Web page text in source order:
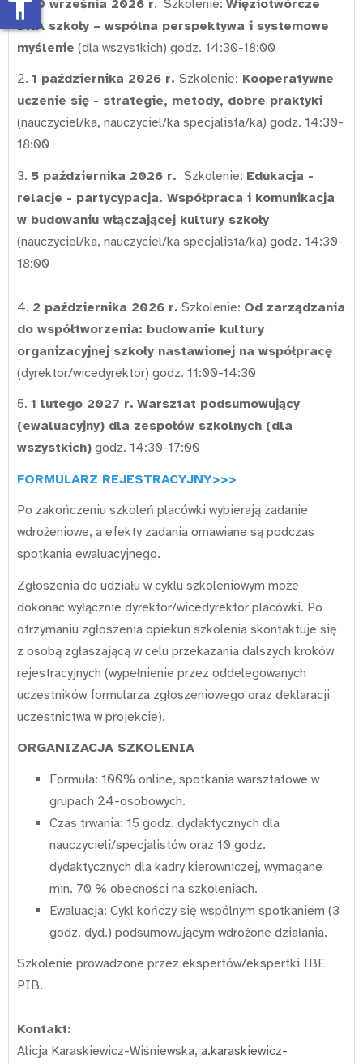
1.30 września 2026 r. Szkolenie: Więziotwórcze
DNA szkoły – wspólna perspektywa i systemowe
myślenie (dla wszystkich) godz. 14:30-18:00
2. 1 października 2026 r. Szkolenie: Kooperatywne
uczenie się - strategie, metody, dobre praktyki
(nauczyciel/ka, nauczyciel/ka specjalista/ka) godz. 14:30-
18:00
3. 5 października 2026 r. Szkolenie: Edukacja -
relacje - partycypacja. Współpraca i komunikacja
w budowaniu włączającej kultury szkoły
(nauczyciel/ka, nauczyciel/ka specjalista/ka) godz. 14:30-
18:00
4. 2 października 2026 r. Szkolenie: Od zarządzania
do współtworzenia: budowanie kultury
organizacyjnej szkoły nastawionej na współpracę
(dyrektor/wicedyrektor) godz. 11:00-14:30
5. 1 lutego 2027 r. Warsztat podsumowujący
(ewaluacyjny) dla zespołów szkolnych (dla
wszystkich) godz. 14:30-17:00
FORMULARZ REJESTRACYJNY>>>
Po zakończeniu szkoleń placówki wybierają zadanie
wdrożeniowe, a efekty zadania omawiane są podczas
spotkania ewaluacyjnego.
Zgłoszenia do udziału w cyklu szkoleniowym może
dokonać wyłącznie dyrektor/wicedyrektor placówki. Po
otrzymaniu zgłoszenia opiekun szkolenia skontaktuje się
z osobą zgłaszającą w celu przekazania dalszych kroków
rejestracyjnych (wypełnienie przez oddelegowanych
uczestników formularza zgłoszeniowego oraz deklaracji
uczestnictwa w projekcie).
ORGANIZACJA SZKOLENIA
Formuła: 100% online, spotkania warsztatowe w
grupach 24-osobowych.
Czas trwania: 15 godz. dydaktycznych dla
nauczycieli/specjalistów oraz 10 godz.
dydaktycznych dla kadry kierowniczej, wymagane
min. 70 % obecności na szkoleniach.
Ewaluacja: Cykl kończy się wspólnym spotkaniem (3
godz. dyd.) podsumowującym wdrożone działania.
Szkolenie prowadzone przez ekspertów/ekspertki IBE
PIB.
Kontakt:
Alicja Karaskiewicz-Wiśniewska, a.karaskiewicz-